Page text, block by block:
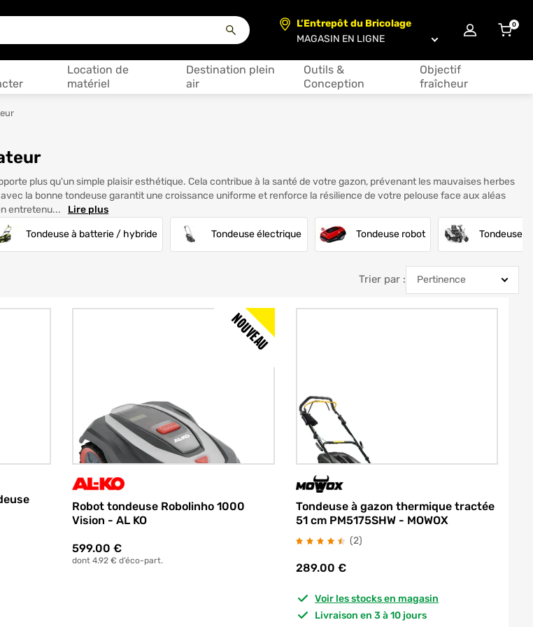
L’Entrepôt du Bricolage
Choisir un magasin
0article
Location de
matériel
Destination plein
air
Outils &
Conception
Objectif
fraîcheur
plus qu'un simple plaisir esthétique. Cela contribue à la santé de votre gazon, prévenant les mauvaises herbes
la bonne tondeuse garantit une croissance uniforme et renforce la résilience de votre pelouse face aux aléas
entretenu...
Lire plus
Tondeuse à batterie / hybride Tondeuse électrique Tondeuse robot Tondeuse
Trier par : Trier par :
NOUVEAU
Robot tondeuse Robolinho 1000
Vision - AL KO
599.00 €
dont 4.92 € d’éco-part.
Tondeuse à gazon thermique tractée
51 cm PM5175SHW - MOWOX
(2)
289.00 €
Voir les stocks en magasin
Livraison en 3 à 10 jours